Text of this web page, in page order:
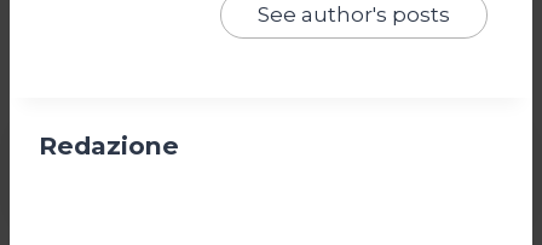
See author's posts
Redazione